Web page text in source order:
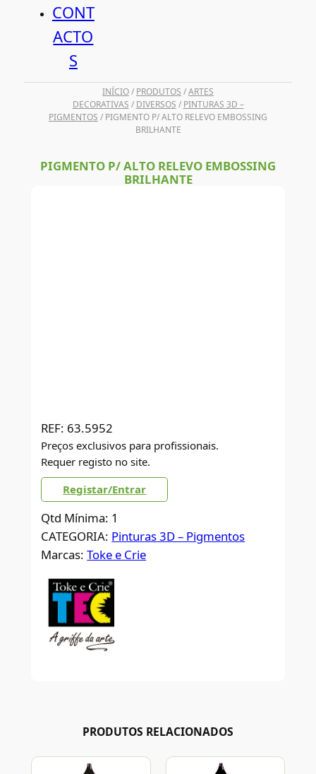
CONT
ACTO
S
INÍCIO/ PRODUTOS /ARTES
DECORATIVAS / DIVERSOS / PINTURAS 3D –
PIGMENTOS / PIGMENTO P/ ALTO RELEVO EMBOSSING
BRILHANTE
PIGMENTO P/ ALTO RELEVO EMBOSSING
BRILHANTE
REF: 63.5952
Preços exclusivos para profissionais.
Requer registo no site.
Registar/Entrar
Qtd Mínima: 1
CATEGORIA: Pinturas 3D – Pigmentos
Marcas:Toke e Crie
PRODUTOS RELACIONADOS